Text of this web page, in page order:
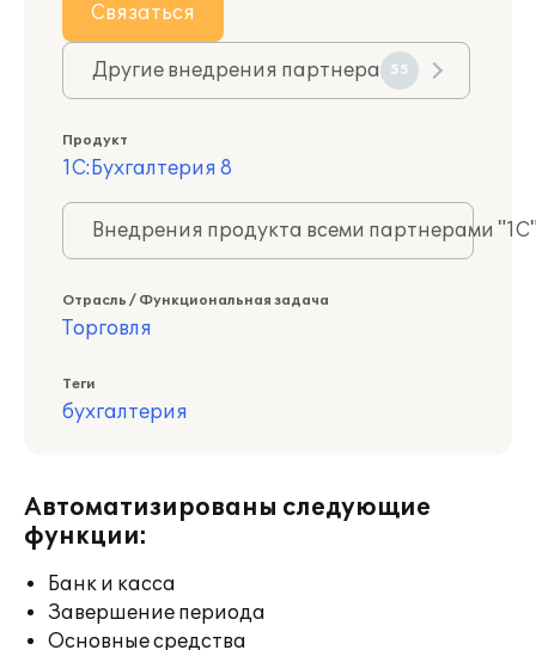
Связаться
Другие внедрения партнера 55
Продукт
1С:Бухгалтерия 8
Внедрения продукта всеми партнерами
Отрасль / Функциональная задача
Торговля
Теги
бухгалтерия
Автоматизированы следующие
функции:
Банк и касса
Завершение периода
Основные средства